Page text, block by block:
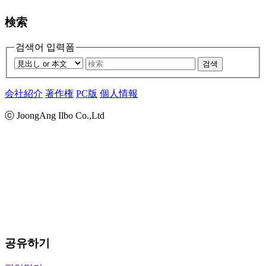
検索
검색어 입력폼
검색
会社紹介 著作権 PC版 個人情報
ⓒ JoongAng Ilbo Co.,Ltd
공유하기